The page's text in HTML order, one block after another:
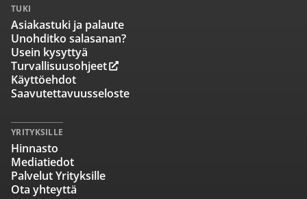
TUKI
Asiakastuki ja palaute
Unohditko salasanan?
Usein kysyttyä
Turvallisuusohjeet
Käyttöehdot
Saavutettavuusseloste
YRITYKSILLE
Hinnasto
Mediatiedot
Palvelut Yrityksille
Ota yhteyttä